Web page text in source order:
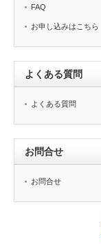
FAQ
お申し込みはこちら
よくある質問
よくある質問
お問合せ
お問合せ